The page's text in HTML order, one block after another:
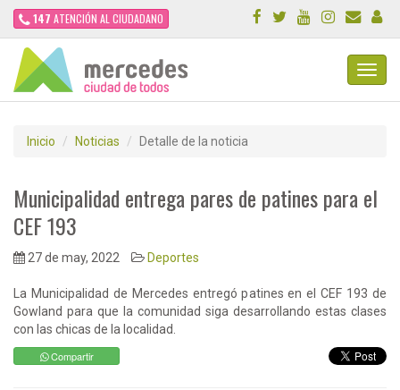
147 ATENCIÓN AL CIUDADANO
Inicio Noticias Detalle de la noticia
Municipalidad entrega pares de patines para el
CEF 193
27 de may, 2022 Deportes
La Municipalidad de Mercedes entregó patines en el CEF 193 de
Gowland para que la comunidad siga desarrollando estas clases
con las chicas de la localidad.
Compartir